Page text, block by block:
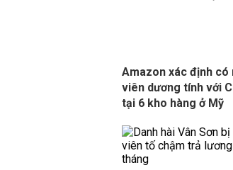
Amazon xác định có
viên dương tính với
tại 6 kho hàng ở Mỹ